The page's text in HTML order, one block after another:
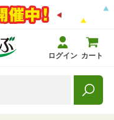
ログイン カート